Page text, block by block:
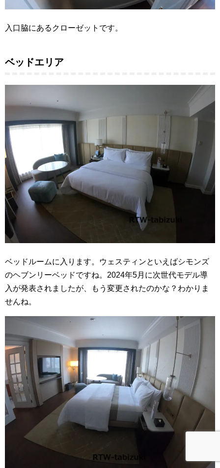
入口脇にあるクローゼットです。
ベッドエリア
ベッドルームに入ります。ウェスティンといえばシモンズ
のヘブンリーベッドですね。2024年5月に次世代モデル導
入が発表されましたが、もう変更されたのかな？わかりま
せんね。